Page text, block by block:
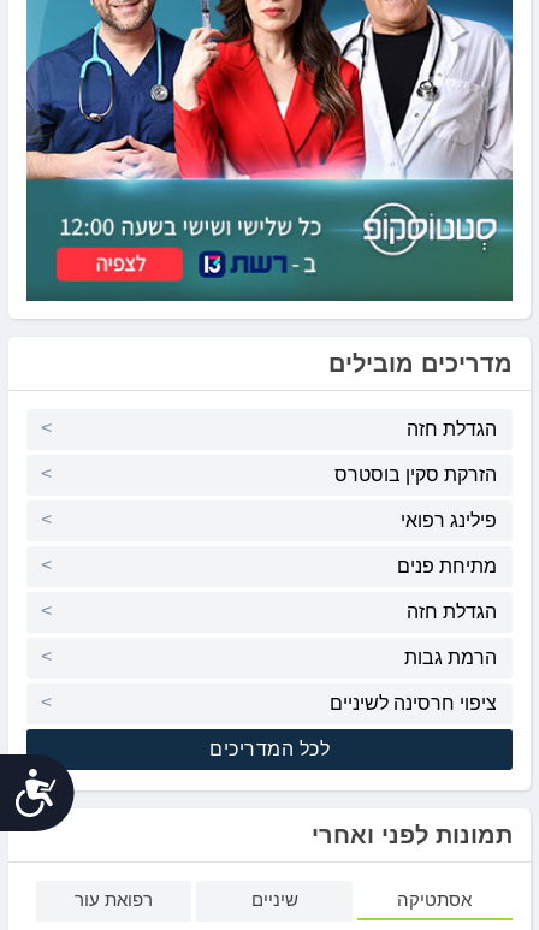
מדריכים מובילים
הגדלת חזה
הזרקת סקין בוסטרס
פילינג רפואי
מתיחת פנים
הגדלת חזה
הרמת גבות
ציפוי חרסינה לשיניים
לכל המדריכים
תמונות לפני ואחרי
אסתטיקה שיניים רפואת עור